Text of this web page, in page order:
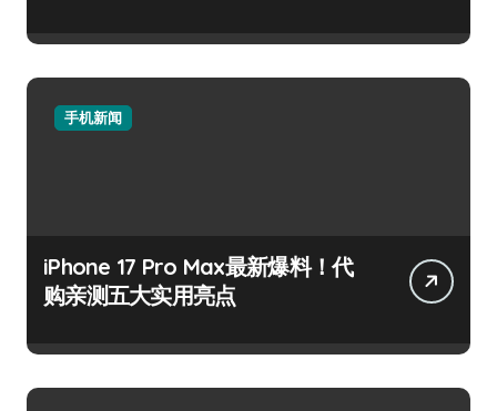
手机新闻
iPhone 17 Pro Max最新爆料！代
购亲测五大实用亮点